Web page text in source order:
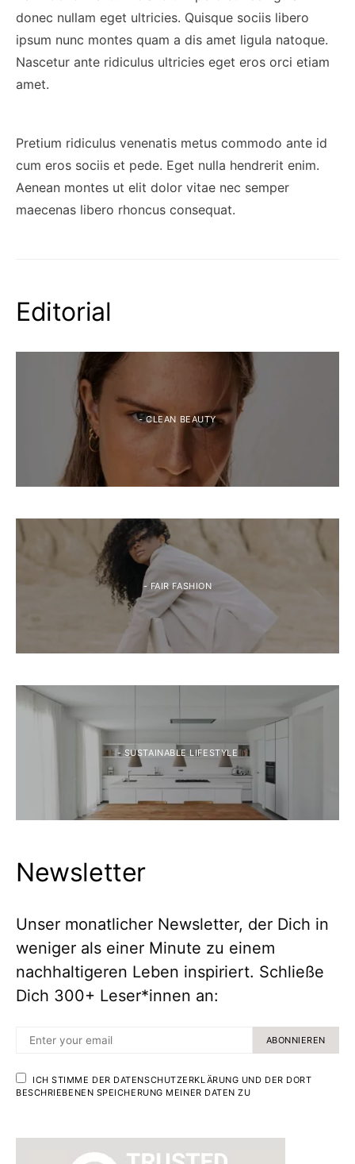
donec nullam eget ultricies. Quisque sociis libero
ipsum nunc montes quam a dis amet ligula natoque.
Nascetur ante ridiculus ultricies eget eros orci etiam
amet.
Pretium ridiculus venenatis metus commodo ante id
cum eros sociis et pede. Eget nulla hendrerit enim.
Aenean montes ut elit dolor vitae nec semper
maecenas libero rhoncus consequat.
Editorial
- CLEAN BEAUTY
- FAIR FASHION
- SUSTAINABLE LIFESTYLE
Newsletter
Unser monatlicher Newsletter, der Dich in
weniger als einer Minute zu einem
nachhaltigeren Leben inspiriert. Schließe
Dich 300+ Leser*innen an:
ABONNIEREN
ICH STIMME DER DATENSCHUTZERKLÄRUNG UND DER DORT
BESCHRIEBENEN SPEICHERUNG MEINER DATEN ZU